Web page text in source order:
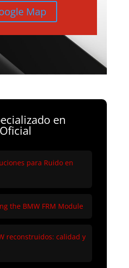
Map
en
para Ruido en
the BMW FRM Module
reconstruidos: calidad y